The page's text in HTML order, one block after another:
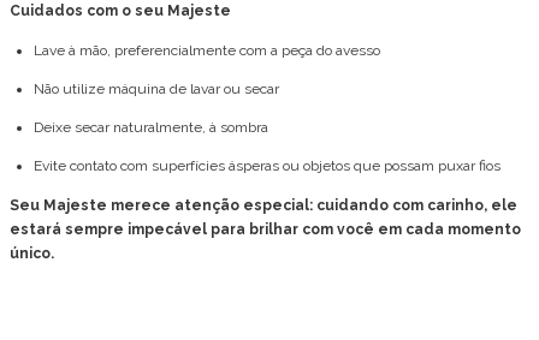
Cuidados com o seu Majeste
Lave à mão, preferencialmente com a peça do avesso
Não utilize máquina de lavar ou secar
Deixe secar naturalmente, à sombra
Evite contato com superfícies ásperas ou objetos que possam puxar fios
Seu Majeste merece atenção especial: cuidando com carinho, ele
estará sempre impecável para brilhar com você em cada momento
único.